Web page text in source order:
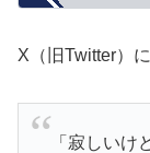
X（旧Twitter）
「寂しいけ